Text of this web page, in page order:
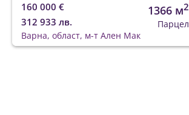
160 000 €
312 933 лв.
1366 м2
Парцел
Варна, област, м-т Ален Мак